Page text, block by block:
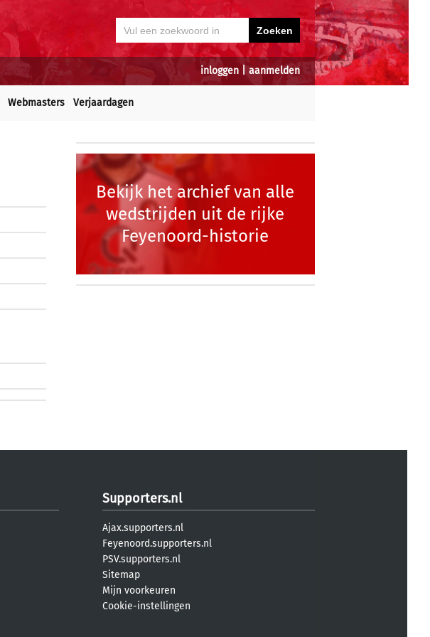
inloggen aanmelden
Webmasters Verjaardagen
Bekijk het archief van alle
wedstrijden uit de rijke
Feyenoord-historie
Supporters.nl
Ajax.supporters.nl
Feyenoord.supporters.nl
PSV.supporters.nl
Sitemap
Mijn voorkeuren
Cookie-instellingen